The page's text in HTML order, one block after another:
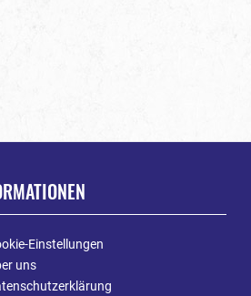
Einstellungen
uns